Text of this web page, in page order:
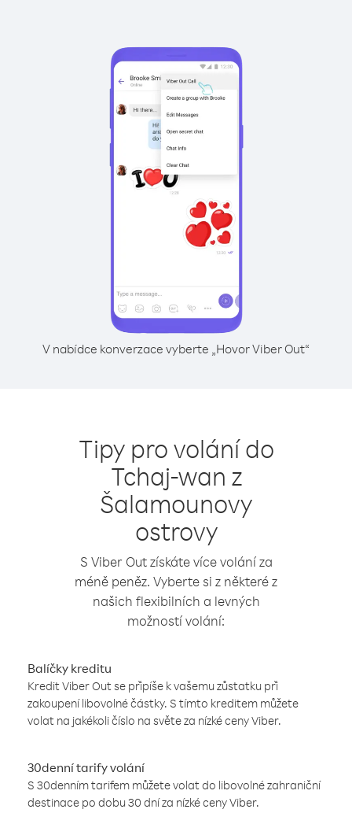
V nabídce konverzace vyberte „Hovor Viber Out“
Tipy pro volání do
Tchaj-wan z
Šalamounovy
ostrovy
S Viber Out získáte více volání za
méně peněz. Vyberte si z některé z
našich flexibilních a levných
možností volání:
Balíčky kreditu
Kredit Viber Out se připíše k vašemu zůstatku při
zakoupení libovolné částky. S tímto kreditem můžete
volat na jakékoli číslo na světe za nízké ceny Viber.
30denní tarify volání
S 30denním tarifem můžete volat do libovolné zahraniční
destinace po dobu 30 dní za nízké ceny Viber.